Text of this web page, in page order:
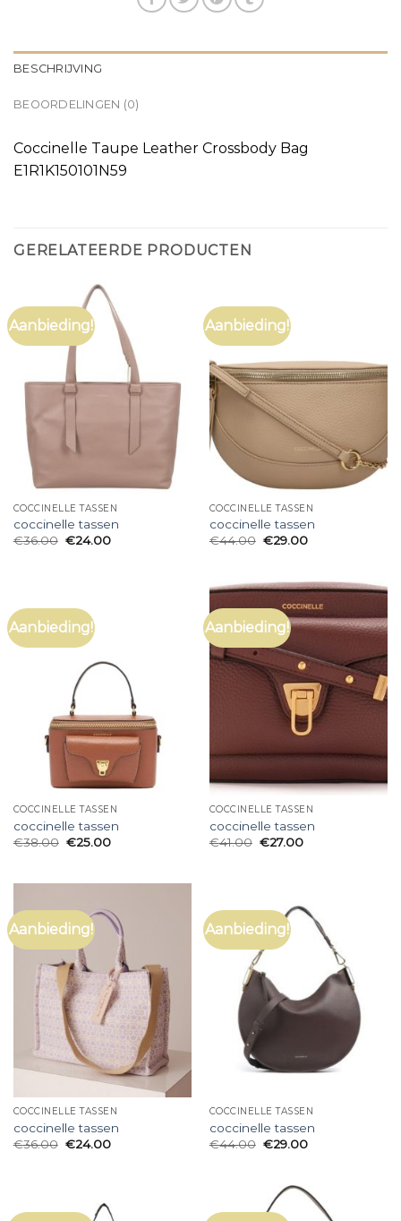
BESCHRIJVING
BEOORDELINGEN (0)
Coccinelle Taupe Leather Crossbody Bag
E1R1K150101N59
GERELATEERDE PRODUCTEN
Aanbieding!
COCCINELLE TASSEN
coccinelle tassen
€36.00 €24.00
Aanbieding!
COCCINELLE TASSEN
coccinelle tassen
€44.00 €29.00
Aanbieding!
COCCINELLE TASSEN
coccinelle tassen
€38.00 €25.00
Aanbieding!
COCCINELLE TASSEN
coccinelle tassen
€41.00 €27.00
Aanbieding!
COCCINELLE TASSEN
coccinelle tassen
€36.00 €24.00
Aanbieding!
COCCINELLE TASSEN
coccinelle tassen
€44.00 €29.00